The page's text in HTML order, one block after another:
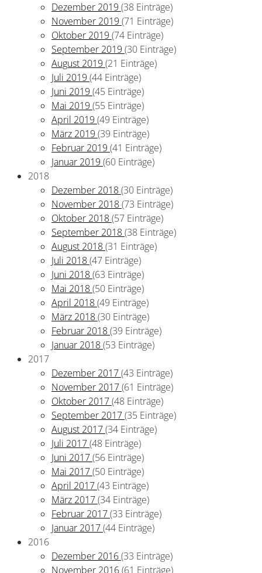
Dezember 2019 (38 Einträge)
November 2019 (71 Einträge)
Oktober 2019 (74 Einträge)
September 2019 (30 Einträge)
August 2019 (21 Einträge)
Juli 2019 (44 Einträge)
Juni 2019 (45 Einträge)
Mai 2019 (55 Einträge)
April 2019 (49 Einträge)
März 2019 (39 Einträge)
Februar 2019 (41 Einträge)
Januar 2019 (60 Einträge)
2018
Dezember 2018(30 Einträge)
November 2018(73 Einträge)
Oktober 2018(57 Einträge)
September 2018(38 Einträge)
August 2018(31 Einträge)
Juli 2018(47 Einträge)
Juni 2018(63 Einträge)
Mai 2018(50 Einträge)
April 2018(49 Einträge)
März 2018(30 Einträge)
Februar 2018(39 Einträge)
Januar 2018(53 Einträge)
2017
Dezember 2017(43 Einträge)
November 2017(61 Einträge)
Oktober 2017(48 Einträge)
September 2017(35 Einträge)
August 2017(34 Einträge)
Juli 2017(48 Einträge)
Juni 2017(56 Einträge)
Mai 2017(50 Einträge)
April 2017(43 Einträge)
März 2017(34 Einträge)
Februar 2017(33 Einträge)
Januar 2017(44 Einträge)
2016
Dezember 2016(33 Einträge)
November 2016(61 Einträge)